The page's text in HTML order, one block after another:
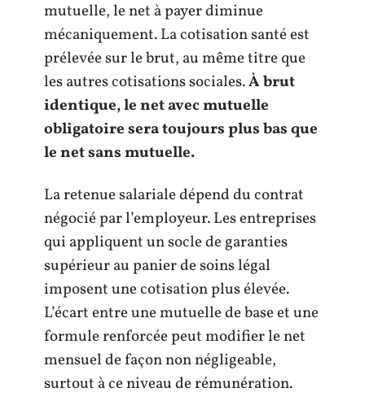
mutuelle, le net à payer diminue
mécaniquement. La cotisation santé est
prélevée sur le brut, au même titre que
les autres cotisations sociales.À brut
identique, le net avec mutuelle
obligatoire sera toujours plus bas que
le net sans mutuelle.
La retenue salariale dépend du contrat
négocié par l’employeur. Les entreprises
qui appliquent un socle de garanties
supérieur au panier de soins légal
imposent une cotisation plus élevée.
L’écart entre une mutuelle de base et une
formule renforcée peut modifier le net
mensuel de façon non négligeable,
surtout à ce niveau de rémunération.